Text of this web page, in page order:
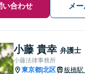
い合わせ メ
小藤 貴幸 弁護士
小藤法律事務所
東京都 北区 板橋駅